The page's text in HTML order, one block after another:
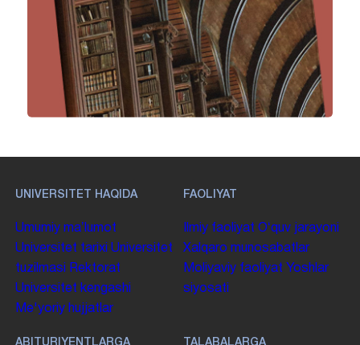
UNIVERSITET HAQIDA
Umumiy maʼlumot
Universitet tarixi Universitet
tuzilmasi
Rektorat
Universitet kengashi
Me'yoriy hujjatlar
FAOLIYAT
Ilmiy faoliyat Oʻquv jarayoni
Xalqaro munosabatlar
Moliyaviy faoliyat Yoshlar
siyosati